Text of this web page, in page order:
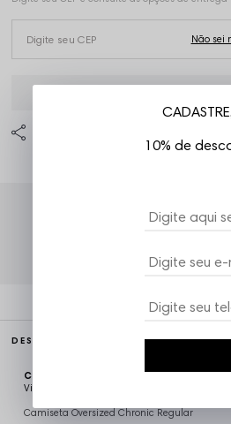
Atendimento ao
DESCRIÇÃO COMPLETA
Código identificador (SKU):CAM4931
Vizu07
Camiseta Oversized Chronic Regular
10% de